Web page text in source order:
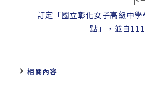
訂定「國立彰化女子高級中
點」，並自
相關內容